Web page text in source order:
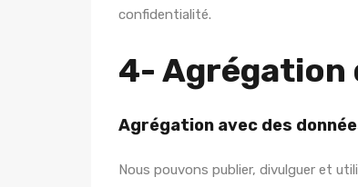
confidentialité.
4- Agrégation
Agrégation avec des
Nous pouvons publier, divulguer et